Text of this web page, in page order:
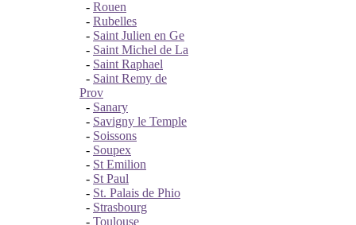
- Rouen
- Rubelles
- Saint Julien en Ge
- Saint Michel de La
- Saint Raphael
- Saint Remy de
Prov
- Sanary
- Savigny le Temple
- Soissons
- Soupex
- St Emilion
- St Paul
- St. Palais de Phio
- Strasbourg
- Toulouse